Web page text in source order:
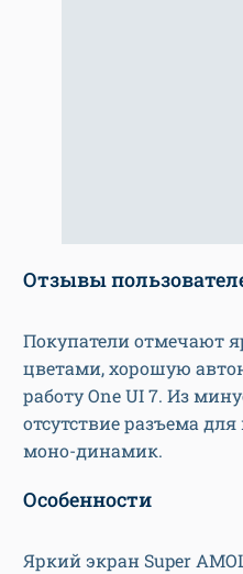
Отзывы
Покупатели отмечают
цветами, хорошую
работу One UI 7. Из
отсутствие разъема
моно-динамик.
Особенности
Яркий экран Super